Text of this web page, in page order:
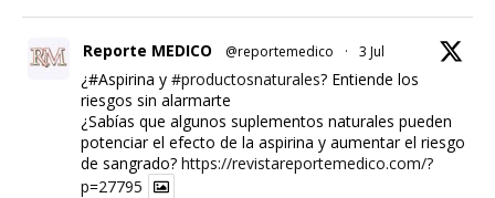
Reporte MEDICO @reportemedico · 3 Jul
¿#Aspirina y #productosnaturales? Entiende los
riesgos sin alarmarte
¿Sabías que algunos suplementos naturales pueden
potenciar el efecto de la aspirina y aumentar el riesgo
de sangrado? https://revistareportemedico.com/?
p=27795